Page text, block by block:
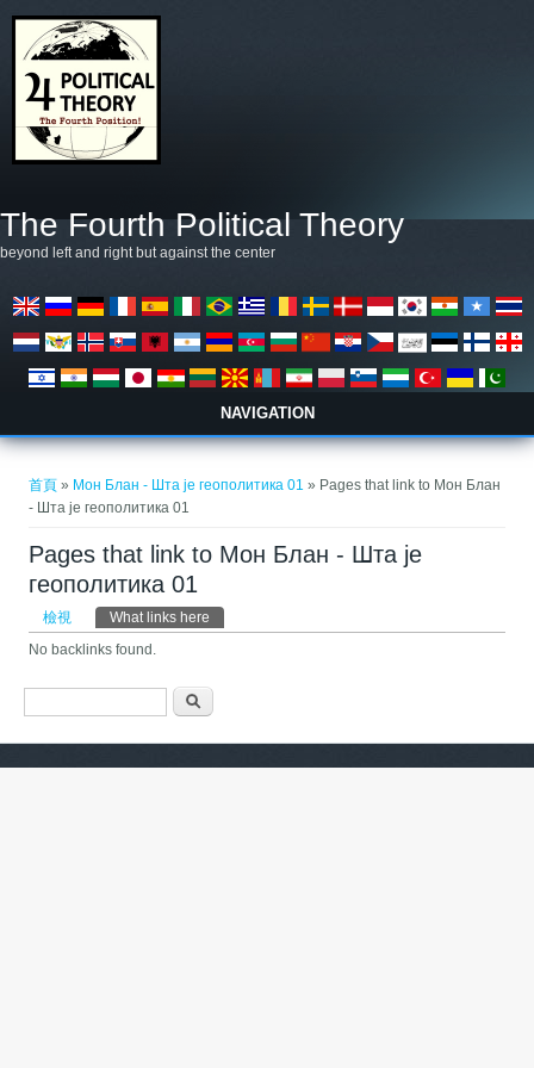
The Fourth Political Theory
beyond left and right but against the center
NAVIGATION
首頁 » Мон Блан - Шта је геополитика 01 » Pages that link to Мон Блан
- Шта је геополитика 01
Pages that link to Мон Блан - Шта је
геополитика 01
主要索引標籤
檢視 What links here
No backlinks found.